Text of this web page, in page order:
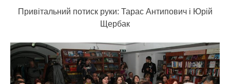
Привітальний потиск руки: Тарас Антипович і Юрій
Щербак